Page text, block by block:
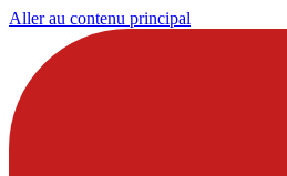
Aller au contenu principal